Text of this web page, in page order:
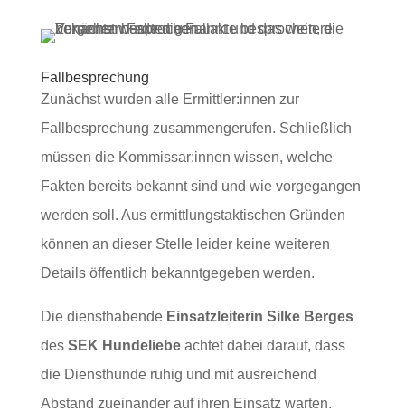
Fallbesprechung
Zunächst wurden alle Ermittler:innen zur
Fallbesprechung zusammengerufen. Schließlich
müssen die Kommissar:innen wissen, welche
Fakten bereits bekannt sind und wie vorgegangen
werden soll. Aus ermittlungstaktischen Gründen
können an dieser Stelle leider keine weiteren
Details öffentlich bekanntgegeben werden.
Die diensthabende Einsatzleiterin Silke Berges
des SEK Hundeliebeachtet dabei darauf, dass
die Diensthunde ruhig und mit ausreichend
Abstand zueinander auf ihren Einsatz warten.